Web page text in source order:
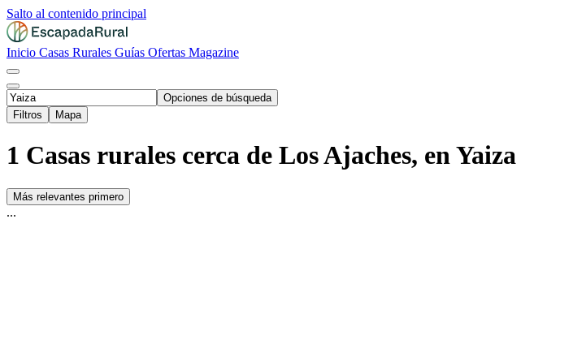
Salto al contenido principal
Inicio Casas Rurales Guías Ofertas Magazine
Opciones de búsqueda
Filtros
Mapa
1 Casas rurales cerca de Los Ajaches, en Yaiza
Más relevantes primero
...